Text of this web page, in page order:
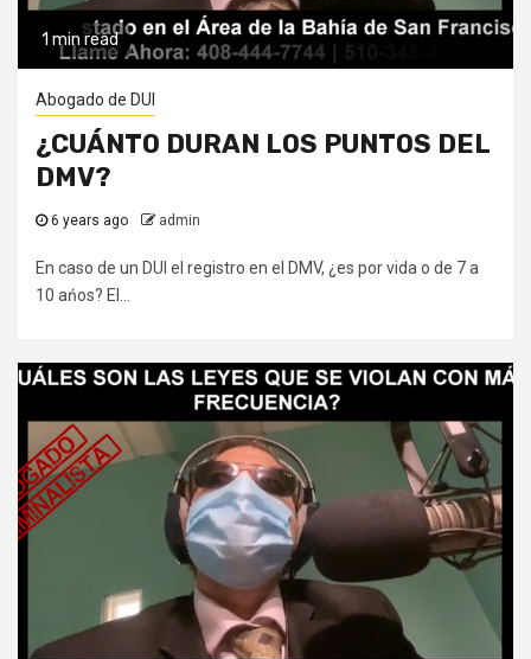
1 min read
Abogado de DUI
¿CUÁNTO DURAN LOS PUNTOS DEL
DMV?
6 years ago admin
En caso de un DUI el registro en el DMV, ¿es por vida o de 7 a
10 ańos? El...